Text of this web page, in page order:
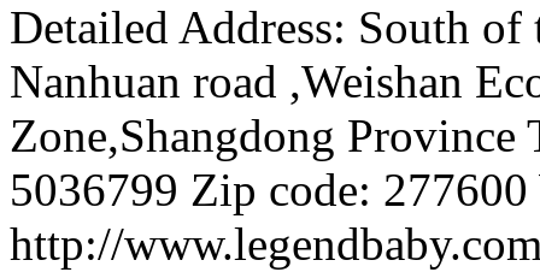
Detailed Address: South of
Nanhuan road ,Weishan
Zone,Shangdong
5036799 Zip code: 277600
http://